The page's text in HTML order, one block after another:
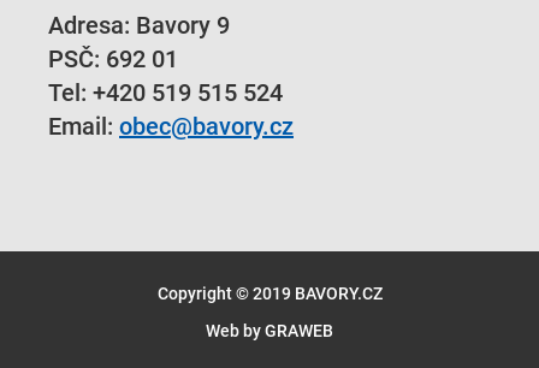
Adresa: Bavory 9
PSČ: 692 01
Tel: +420 519 515 524
Email: obec@bavory.cz
Copyright © 2019 BAVORY.CZ
Web byGRAWEB